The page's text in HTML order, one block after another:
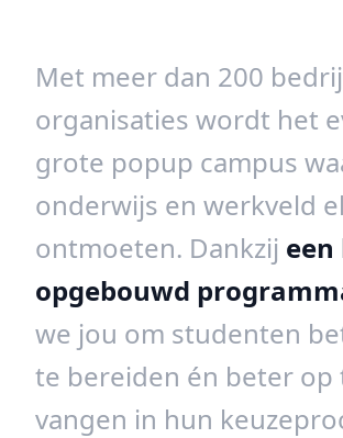
Met meer dan 200
organisaties wordt het
grote popup campus
onderwijs en werkveld
ontmoeten. Dankzij
opgebouwd
we jou om studenten
te bereiden én beter op
vangen in hun